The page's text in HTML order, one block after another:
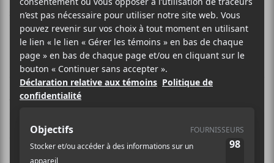
SITE WEB >
BIO
Wendy Eisenberg
depuis le milieu des années 2010.